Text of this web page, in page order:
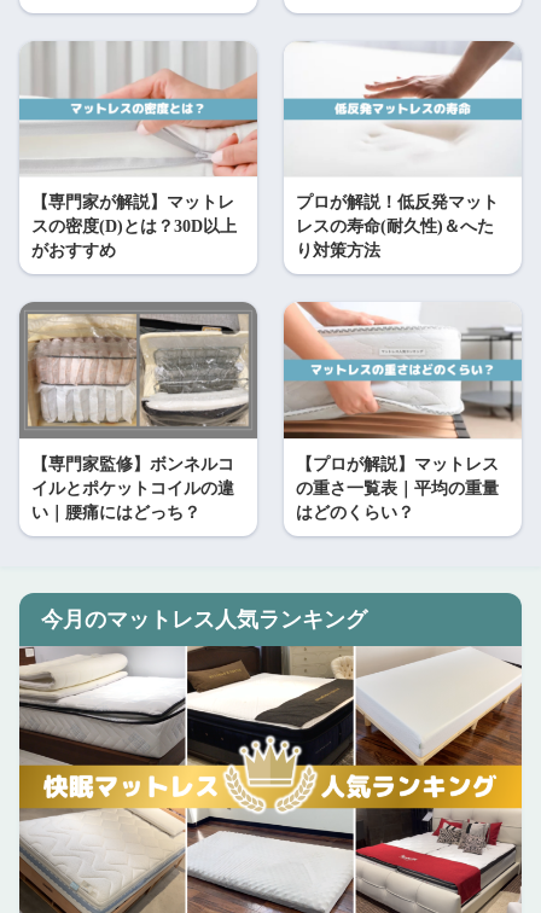
【専門家が解説】マットレ
スの密度(D)とは？30D以上
がおすすめ
プロが解説！低反発マット
レスの寿命(耐久性)＆へた
り対策方法
【専門家監修】ボンネルコ
イルとポケットコイルの違
い｜腰痛にはどっち？
【プロが解説】マットレス
の重さ一覧表｜平均の重量
はどのくらい？
今月のマットレス人気ランキング